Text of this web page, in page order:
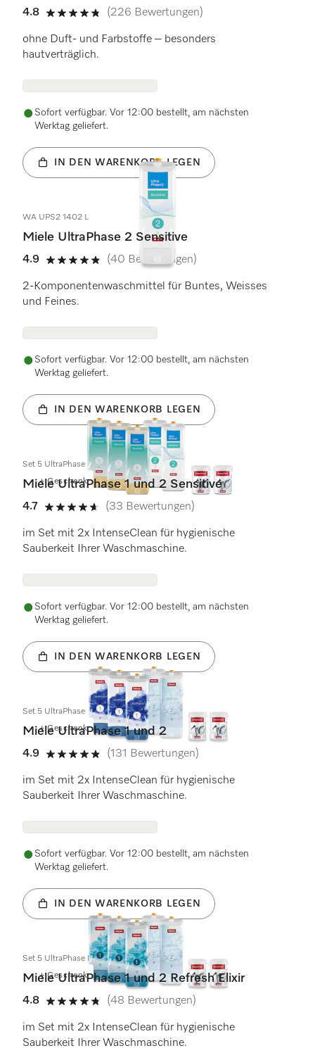
4.8
4.8 von 5 Sternen
(226 Bewertungen)
ohne Duft- und Farbstoffe – besonders
hautverträglich.
Sofort verfügbar. Vor 12:00 bestellt, am nächsten
Werktag geliefert.
IN DEN WARENKORB LEGEN
WA UPS2 1402 L
Miele UltraPhase 2 Sensitive
4.9
4.9 von 5 Sternen
(40 Bewertungen)
2-Komponentenwaschmittel für Buntes, Weisses
und Feines.
Sofort verfügbar. Vor 12:00 bestellt, am nächsten
Werktag geliefert.
IN DEN WARENKORB LEGEN
+ Geschenk
Set 5 UltraPhase Sensitive
Miele UltraPhase 1 und 2 Sensitive
4.7
4.7 von 5 Sternen
(33 Bewertungen)
im Set mit 2x IntenseClean für hygienische
Sauberkeit Ihrer Waschmaschine.
Sofort verfügbar. Vor 12:00 bestellt, am nächsten
Werktag geliefert.
IN DEN WARENKORB LEGEN
+ Geschenk
Set 5 UltraPhase
Miele UltraPhase 1 und 2
4.9
4.9 von 5 Sternen
(131 Bewertungen)
im Set mit 2x IntenseClean für hygienische
Sauberkeit Ihrer Waschmaschine.
Sofort verfügbar. Vor 12:00 bestellt, am nächsten
Werktag geliefert.
IN DEN WARENKORB LEGEN
+ Geschenk
Set 5 UltraPhase Refresh Elixir
Miele UltraPhase 1 und 2 Refresh Elixir
4.8
4.8 von 5 Sternen
(48 Bewertungen)
im Set mit 2x IntenseClean für hygienische
Sauberkeit Ihrer Waschmaschine.